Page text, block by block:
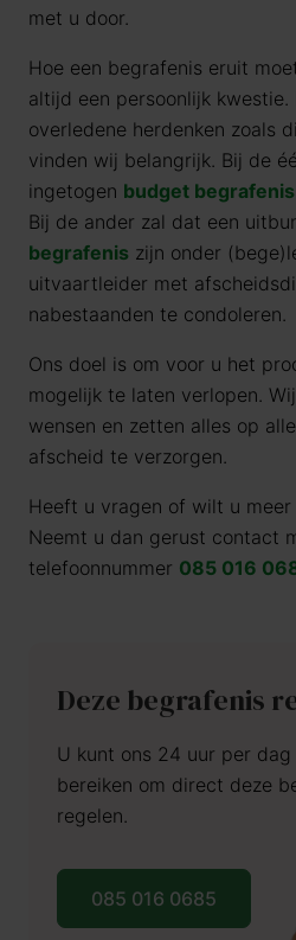
met u door.
Hoe een begrafenis eruit
altijd een persoonlijk
overledene herdenken zoals
vinden wij belangrijk. Bij de
ingetogen budget begrafenis
Bij de ander zal dat een
begrafenis zijn onder
uitvaartleider met
nabestaanden te condoleren.
Ons doel is om voor u het
mogelijk te laten verlopen.
wensen en zetten alles op
afscheid te verzorgen.
Heeft u vragen of wilt u
Neemt u dan gerust contact
telefoonnummer 085 016
Deze begrafenis
U kunt ons 24 uur per
bereiken om direct deze
regelen.
085 016 0685